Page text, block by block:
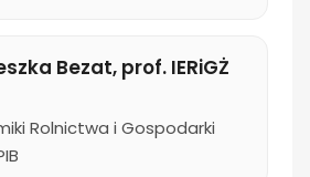
Bezat, prof. IERiGŻ
Rolnictwa i Gospodarki